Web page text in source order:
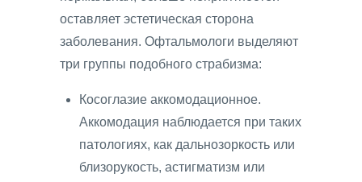
оставляет эстетическая сторона
заболевания. Офтальмологи выделяют
три группы подобного страбизма:
Косоглазие аккомодационное.
Аккомодация наблюдается при таких
патологиях, как дальнозоркость или
близорукость, астигматизм или